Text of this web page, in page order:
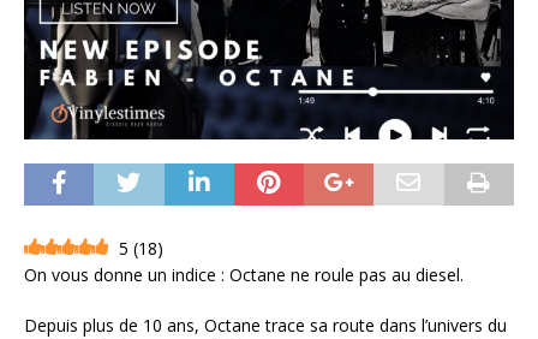
5 (18)
On vous donne un indice : Octane ne roule pas au diesel.
Depuis plus de 10 ans, Octane trace sa route dans l’univers du